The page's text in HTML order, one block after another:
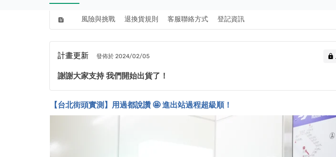
feed 風險與挑戰 退換貨規則 客服聯絡方式 登記資訊
lock
計畫更新 發佈於 2024/02/05
謝謝大家支持 我們開始出貨了！
【台北街頭實測】用過都說讚 🤩進出站過程超級順！